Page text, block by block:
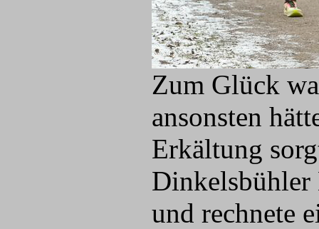
Zum Glück
ansonsten
Erkältung
Dinkelsbühler
und rechnete